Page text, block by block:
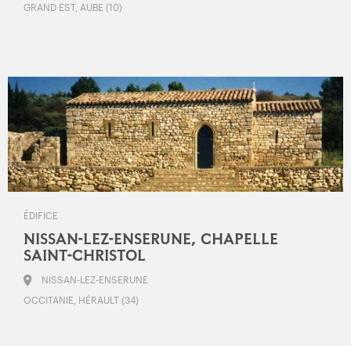
GRAND EST, AUBE (10)
ÉDIFICE
NISSAN-LEZ-ENSERUNE, CHAPELLE
SAINT-CHRISTOL
NISSAN-LEZ-ENSERUNE
OCCITANIE, HÉRAULT (34)